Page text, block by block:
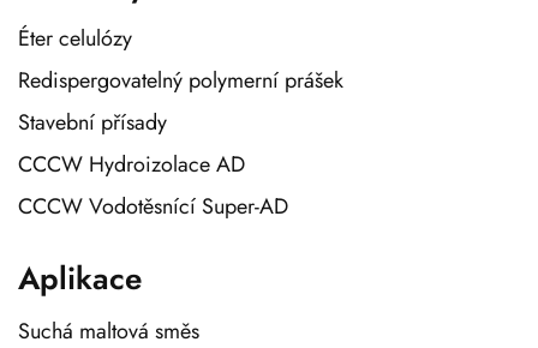
Éter celulózy
Redispergovatelný polymerní prášek
Stavební přísady
CCCW Hydroizolace AD
CCCW Vodotěsnící Super-AD
Aplikace
Suchá maltová směs